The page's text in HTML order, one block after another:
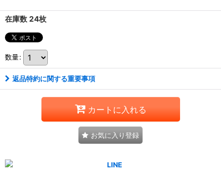
在庫数 24枚
数量:
返品特約に関する重要事項
カートに入れる
お気に入り登録